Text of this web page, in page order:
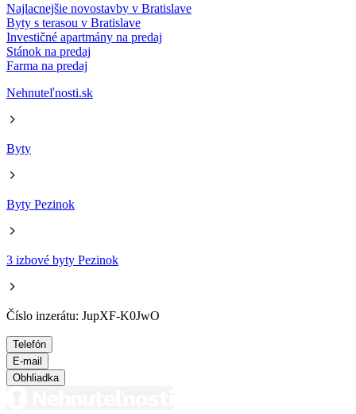
Najlacnejšie novostavby v Bratislave
Byty s terasou v Bratislave
Investičné apartmány na predaj
Stánok na predaj
Farma na predaj
Nehnuteľnosti.sk
Byty
Byty Pezinok
3 izbové byty Pezinok
Číslo inzerátu: JupXF-K0JwO
Telefón
E-mail
Obhliadka